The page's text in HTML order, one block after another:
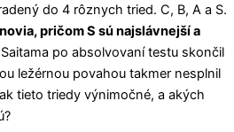
do 4 rôznych tried. C, B, A a S.
pričom S sú najslávnejší a
Saitama po absolvovaní testu skončil
ležérnou povahou takmer nesplnil
tieto triedy výnimočné, a akých